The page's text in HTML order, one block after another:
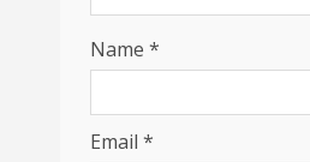
Name *
Email *